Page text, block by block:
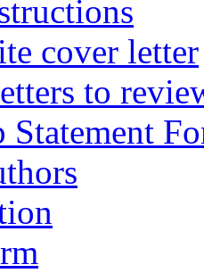
cover letter
to